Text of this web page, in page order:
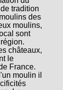
tradition
des
moulins,
sont
châteaux,
le
France.
moulin il